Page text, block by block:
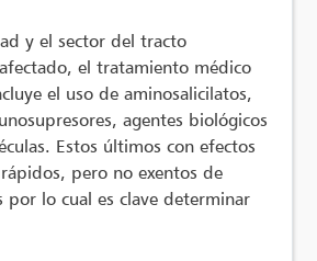
y el sector del tracto
el tratamiento médico
el uso de aminosalicilatos,
agentes biológicos
Estos últimos con efectos
pero no exentos de
por lo cual es clave determinar